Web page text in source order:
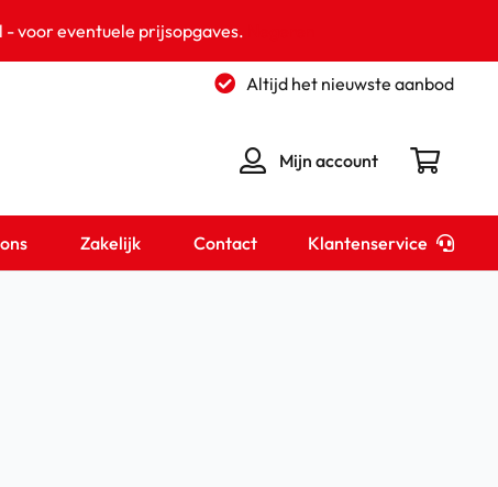
voor eventuele prijsopgaves.
Altijd het nieuwste aanbod
Mijn account
Zakelijk Contact Klantenservice